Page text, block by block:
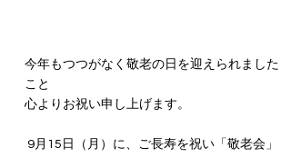
今年もつつがなく敬老の日を迎えられました
こと
心よりお祝い申し上げます。
9月15日（月）に、ご長寿を祝い「敬老会」